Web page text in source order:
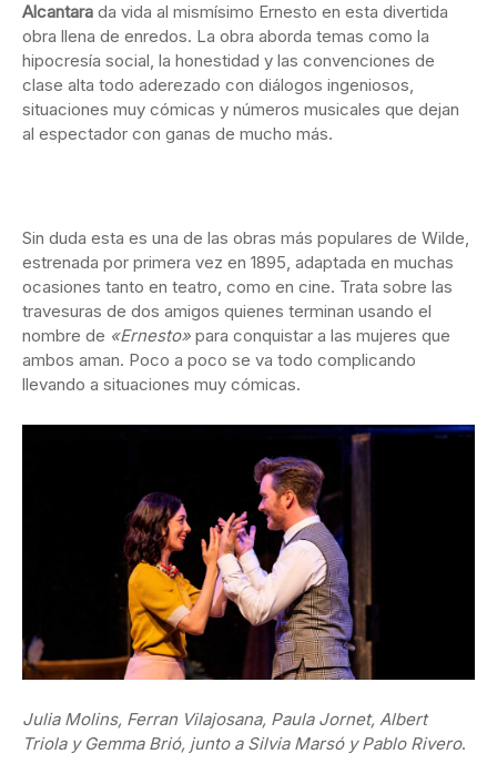
Alcantara da vida al mismísimo Ernesto en esta divertida
obra llena de enredos. La obra aborda temas como la
hipocresía social, la honestidad y las convenciones de
clase alta todo aderezado con diálogos ingeniosos,
situaciones muy cómicas y números musicales que dejan
al espectador con ganas de mucho más.
Sin duda esta es una de las obras más populares de Wilde,
estrenada por primera vez en 1895, adaptada en muchas
ocasiones tanto en teatro, como en cine. Trata sobre las
travesuras de dos amigos quienes terminan usando el
nombre de «Ernesto» para conquistar a las mujeres que
ambos aman. Poco a poco se va todo complicando
llevando a situaciones muy cómicas.
Julia Molins, Ferran Vilajosana, Paula Jornet, Albert
Triola y Gemma Brió, junto a Silvia Marsó y Pablo Rivero.